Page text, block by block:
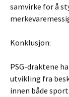
samvirke for å
Konklusjon:
PSG-draktene
utvikling fra
innen både